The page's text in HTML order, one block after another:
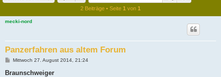
2 Beiträge • Seite 1 von 1
mecki-nord
Panzerfahren aus altem Forum
B
i
Mittwoch 27. August 2014, 21:24
Braunschweiger